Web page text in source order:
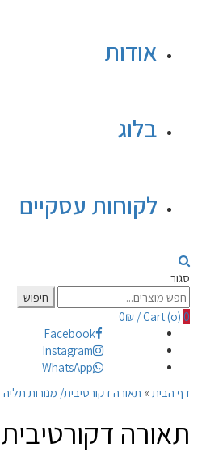
אודות
בלוג
לקוחות עסקיים
סגור
Search
for:
חיפוש
Cart (o) 0
/
0₪
Facebook
Instagram
WhatsApp
דף הבית » תאורה דקורטיבית/ מנורות תליה
תאורה